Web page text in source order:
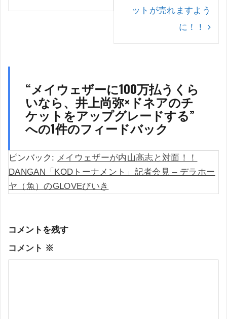
ットが売れますよう
に！！
“メイウェザーに100万払うくら
いなら、井上尚弥×ドネアのチ
ケットをアップグレードする”
への1件のフィードバック
ピンバック: メイウェザーが内山高志と対面！！
DANGAN「KODトーナメント」記者会見 – デラホー
ヤ（魚）のGLOVEびいき
コメントを残す
コメント ※